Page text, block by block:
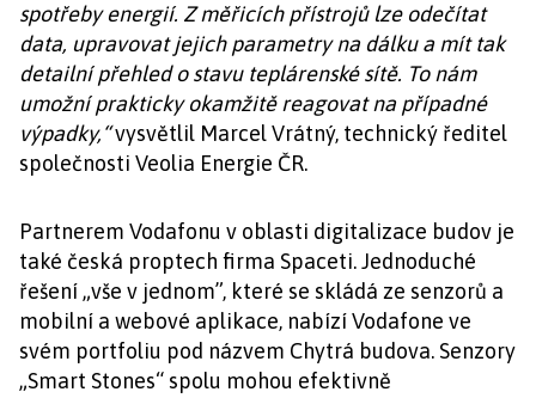
spotřeby energií. Z měřicích přístrojů lze odečítat
data, upravovat jejich parametry na dálku a mít tak
detailní přehled o stavu teplárenské sítě. To nám
umožní prakticky okamžitě reagovat na případné
výpadky,“vysvětlil Marcel Vrátný, technický ředitel
společnosti Veolia Energie ČR.
Partnerem Vodafonu v oblasti digitalizace budov je
také česká proptech firma Spaceti. Jednoduché
řešení „vše v jednom”, které se skládá ze senzorů a
mobilní a webové aplikace, nabízí Vodafone ve
svém portfoliu pod názvem Chytrá budova. Senzory
„Smart Stones“ spolu mohou efektivně